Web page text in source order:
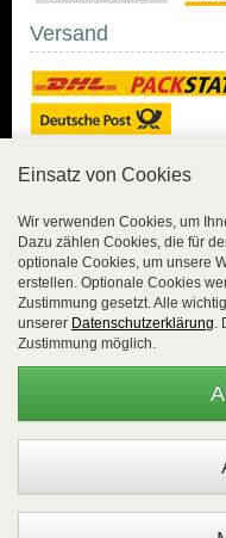
Versand
Die Shop-Server sind
+49 (0)2654 8839818 -
Einsatz von Cookies
Wir verwenden Cookies, um
Dazu zählen Cookies, die für
optionale Cookies, um unsere
erstellen. Optionale Cookies
Zustimmung gesetzt. Alle
unserer Datenschutzerklärung.
Zustimmung möglich.